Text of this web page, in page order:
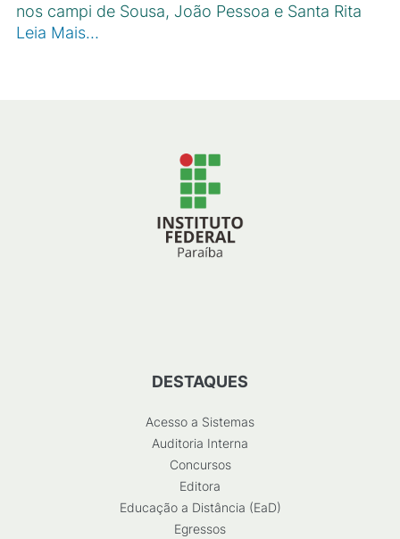
nos campi de Sousa, João Pessoa e Santa Rita
Leia Mais…
DESTAQUES
Acesso a Sistemas
Auditoria Interna
Concursos
Editora
Educação a Distância (EaD)
Egressos